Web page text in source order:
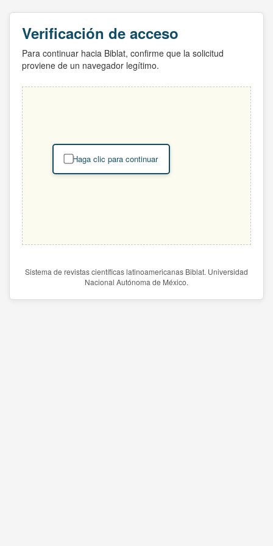
Verificación de acceso
Para continuar hacia Biblat, confirme que la solicitud
proviene de un navegador legítimo.
Haga clic para continuar
Sistema de revistas científicas latinoamericanas Biblat. Universidad
Nacional Autónoma de México.